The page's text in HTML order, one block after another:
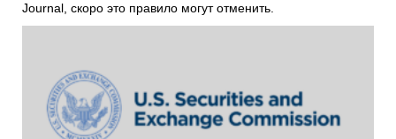
Journal, скоро это правило могут отменить.